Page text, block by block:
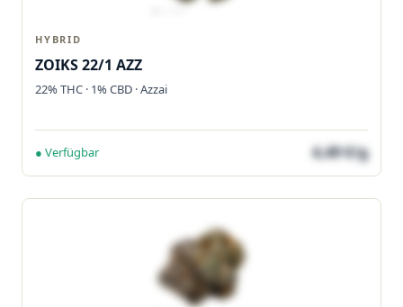
HYBRID
ZOIKS 22/1 AZZ
22% THC · 1% CBD · Azzai
● Verfügbar 4,49 €/g